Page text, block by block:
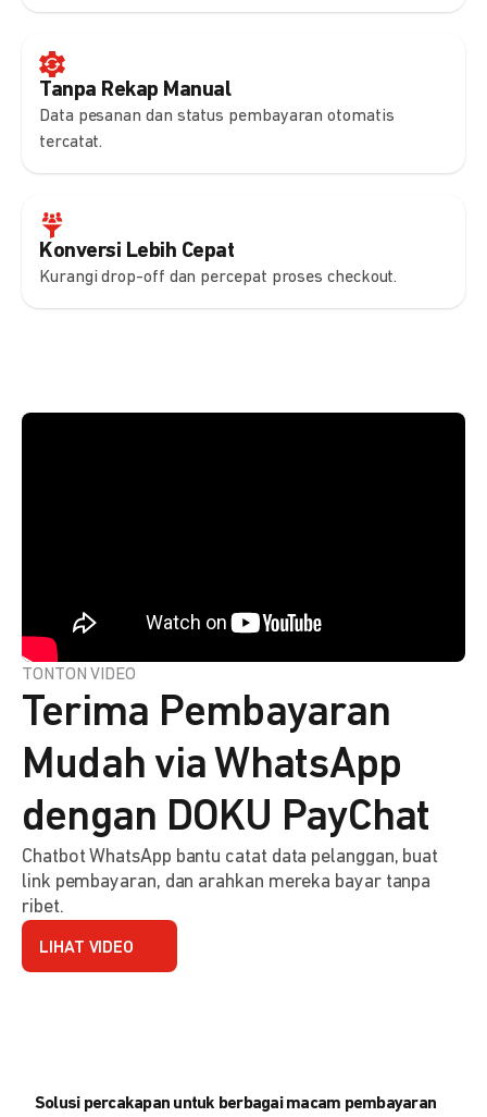
Tanpa Rekap Manual
Data pesanan dan status pembayaran otomatis
tercatat.
Konversi Lebih Cepat
Kurangi drop-off dan percepat proses checkout.
TONTON VIDEO
Terima Pembayaran
Mudah via WhatsApp
dengan DOKU PayChat
Chatbot WhatsApp bantu catat data pelanggan, buat
link pembayaran, dan arahkan mereka bayar tanpa
ribet.
LIHAT VIDEO
Solusi percakapan untuk berbagai macam pembayaran